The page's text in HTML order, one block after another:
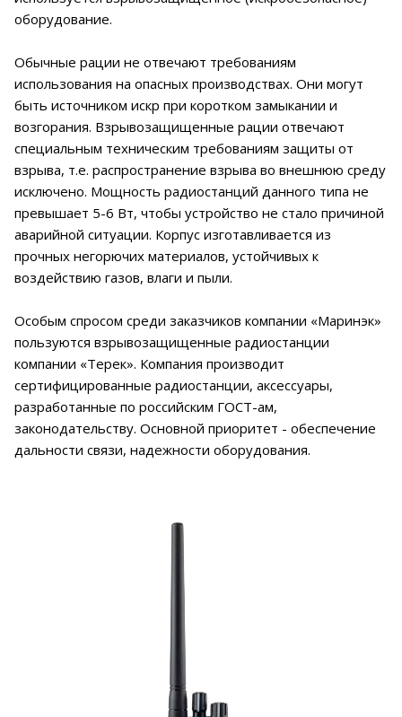
оборудование.
Обычные рации не отвечают требованиям
использования на опасных производствах. Они могут
быть источником искр при коротком замыкании и
возгорания. Взрывозащищенные рации отвечают
специальным техническим требованиям защиты от
взрыва, т.е. распространение взрыва во внешнюю среду
исключено. Мощность радиостанций данного типа не
превышает 5-6 Вт, чтобы устройство не стало причиной
аварийной ситуации. Корпус изготавливается из
прочных негорючих материалов, устойчивых к
воздействию газов, влаги и пыли.
Особым спросом среди заказчиков компании «Маринэк»
пользуются взрывозащищенные радиостанции
компании «Терек». Компания производит
сертифицированные радиостанции, аксессуары,
разработанные по российским ГОСТ-ам,
законодательству. Основной приоритет - обеспечение
дальности связи, надежности оборудования.